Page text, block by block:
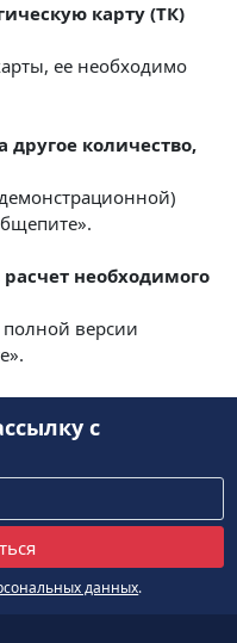
карту (ТК)
ее необходимо
другое количество,
необходимого
полной версии
с
данных.